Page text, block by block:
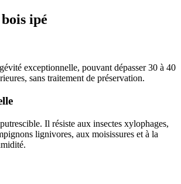
ipé
exceptionnelle, pouvant dépasser 30 à 40
sans traitement de préservation.
Il résiste aux insectes xylophages,
lignivores, aux moisissures et à la